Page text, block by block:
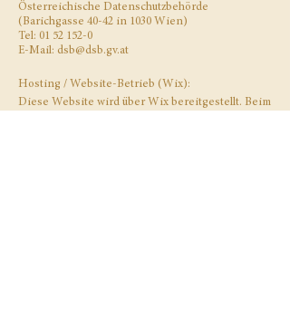
Österreichische Datenschutzbehörde
(Barichgasse 40-42 in 1030 Wien)
Tel: 01 52 152-0
E-Mail: dsb@dsb.gv.at
Hosting / Website-Betrieb (Wix):
Diese Website wird über Wix bereitgestellt. Beim